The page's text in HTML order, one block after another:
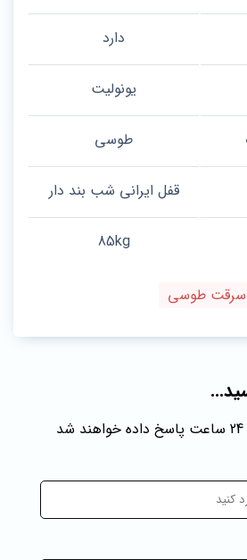
دارد
یونولیت
طوسی
قفل ایرانی شب بند دار
85kg
طوسی